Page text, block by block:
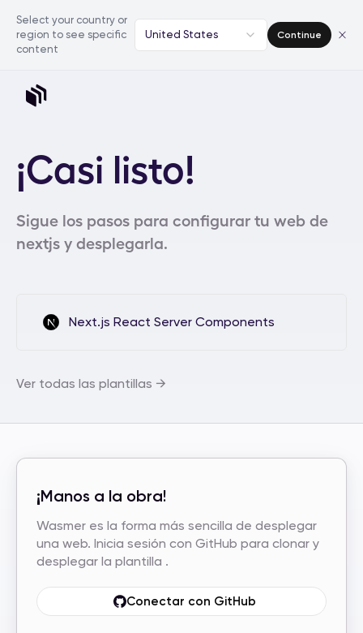
Select your country or
region to see specific
content
United States Continue
¡Casi listo!
Sigue los pasos para configurar tu web de
nextjs y desplegarla.
¡Manos a la obra!
Wasmer es la forma más sencilla de desplegar
una web. Inicia sesión con GitHub para clonar y
desplegar la plantilla .
Conectar con GitHub
Next.js React Server Components
Ver todas las plantillas →